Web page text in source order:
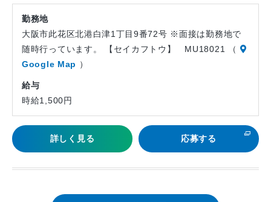
勤務地
大阪市此花区北港白津1丁目9番72号 ※面接は勤務地で
随時行っています。 【セイカフトウ】 MU18021 （
Google Map ）
給与
時給1,500円
詳しく見る 応募する